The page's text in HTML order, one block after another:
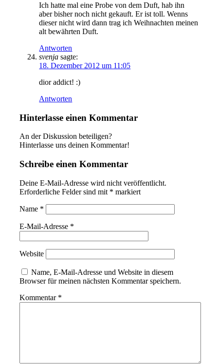
Ich hatte mal eine Probe von dem Duft, hab ihn
aber bisher noch nicht gekauft. Er ist toll. Wenns
dieser nicht wird dann trag ich Weihnachten meinen
alt bewährten Duft.
Antworten
svenja sagte:
18. Dezember 2012 um 11:05
dior addict! :)
Antworten
Hinterlasse einen Kommentar
An der Diskussion beteiligen?
Hinterlasse uns deinen Kommentar!
Schreibe einen Kommentar
Deine E-Mail-Adresse wird nicht veröffentlicht.
Erforderliche Felder sind mit * markiert
Name *
E-Mail-Adresse *
Website
Name, E-Mail-Adresse und Website in diesem
Browser für meinen nächsten Kommentar speichern.
Kommentar *